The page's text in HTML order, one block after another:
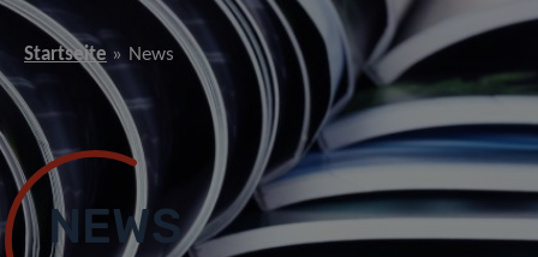
Startseite News
NEWS